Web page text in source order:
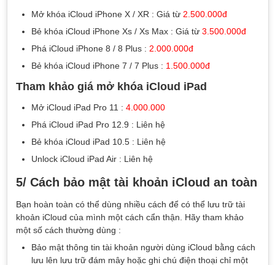
Mở khóa iCloud iPhone X / XR : Giá từ 2.500.000đ
Bẻ khóa iCloud iPhone Xs / Xs Max : Giá từ 3.500.000đ
Phá iCloud iPhone 8 / 8 Plus : 2.000.000đ
Bẻ khóa iCloud iPhone 7 / 7 Plus : 1.500.000đ
Tham khảo giá mở khóa iCloud iPad
Mở iCloud iPad Pro 11 : 4.000.000
Phá iCloud iPad Pro 12.9 : Liên hệ
Bẻ khóa iCloud iPad 10.5 : Liên hệ
Unlock iCloud iPad Air : Liên hệ
5/ Cách bảo mật tài khoản iCloud an toàn
Bạn hoàn toàn có thể dùng nhiều cách để có thể lưu trữ tài
khoản iCloud của mình một cách cẩn thận. Hãy tham khảo
một số cách thường dùng :
Bảo mật thông tin tài khoản người dùng iCloud bằng cách
lưu lên lưu trữ đám mây hoặc ghi chú điện thoại chỉ một